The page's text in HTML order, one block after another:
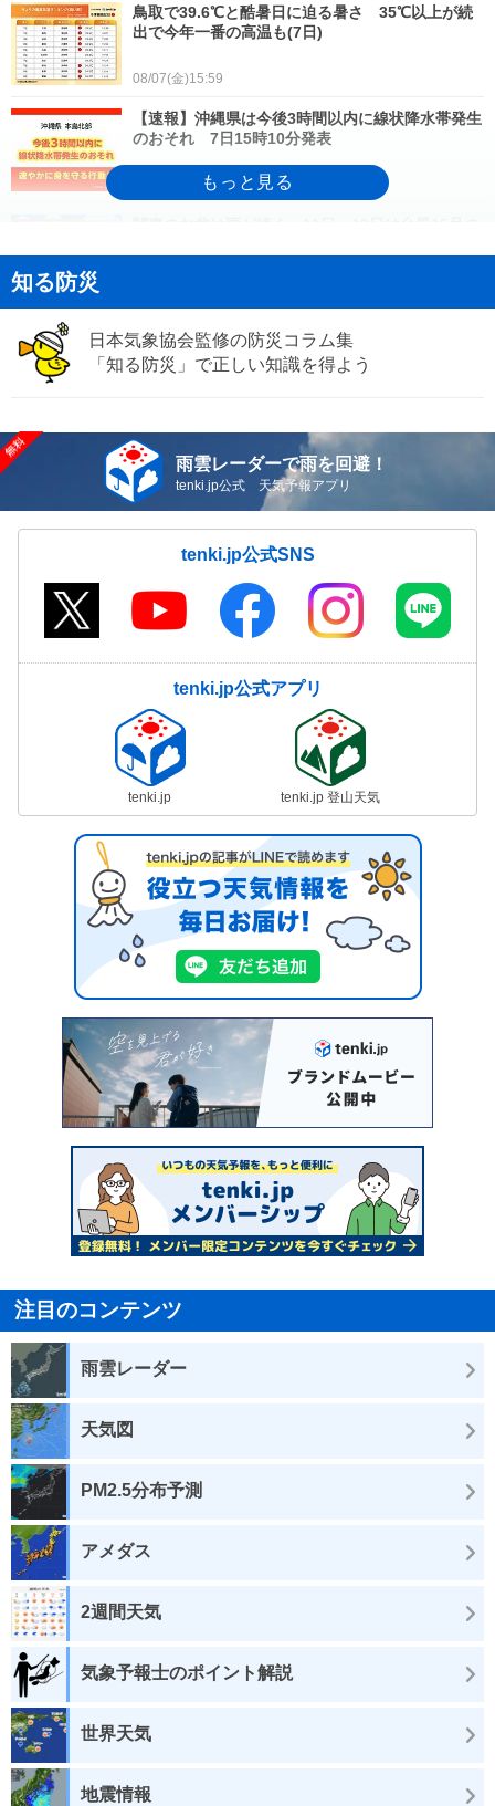
鳥取で39.6℃と酷暑日に迫る暑さ 35℃以上が続
出で今年一番の高温も(7日)
08/07(金)15:59
【速報】沖縄県は今後3時間以内に線状降水帯発生
のおそれ 7日15時10分発表
08/07(金)15:29
お盆の高速道路 九州・沖縄は台風13号に警戒 1
1日頃は北日本で台風15号の影響
08/07(金)15:02
期間中の交通に影響のおそれも
08/07(金)14:38
気象予報士の解説をもっと見る
知る防災
日本気象協会監修の防災コラム集
「知る防災」で正しい知識を得よう
雨雲レーダーで雨を回避！
tenki.jp公式 天気予報アプリ
tenki.jp公式SNS
tenki.jp公式アプリ
tenki.jp tenki.jp 登山天気
注目のコンテンツ
雨雲レーダー
天気図
PM2.5分布予測
アメダス
2週間天気
気象予報士のポイント解説
世界天気
地震情報